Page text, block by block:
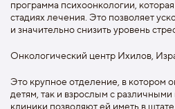
программа психоонкологии,
стадиях лечения. Это позволяет
и значительно снизить уровень
Онкологический центр Ихилов,
Это крупное отделение, в котором
детям, так и взрослым с
клиники позволяют ей иметь в